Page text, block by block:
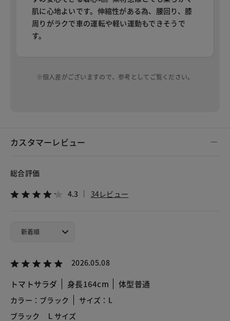
肌に心地よいです。伸縮性がある為、腰回り、膝
周りがラクで車の運転や軽い運動もできそうで
す。
※個人差がございますので、参考としてご覧ください。
カスタマーレビュー
総合評価
4.3 34レビュー
2026.05.08
トマトサラダ 身長164cm 体型普通
カラー：ブラック
サイズ：L
ブラック Ｌサイズ